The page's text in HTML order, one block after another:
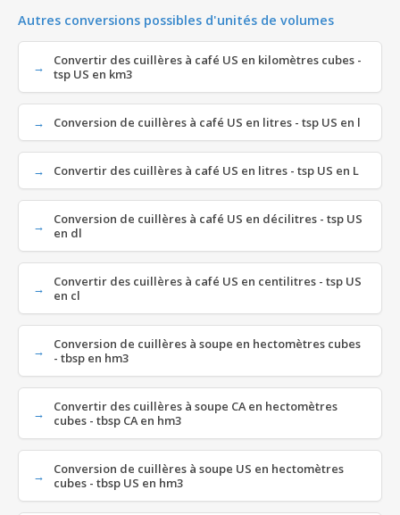
Autres conversions possibles d'unités de volumes
Convertir des cuillères à café US en kilomètres cubes -
tsp US en km3
Conversion de cuillères à café US en litres - tsp US en l
Convertir des cuillères à café US en litres - tsp US en L
Conversion de cuillères à café US en décilitres - tsp US
en dl
Convertir des cuillères à café US en centilitres - tsp US
en cl
Conversion de cuillères à soupe en hectomètres cubes
- tbsp en hm3
Convertir des cuillères à soupe CA en hectomètres
cubes - tbsp CA en hm3
Conversion de cuillères à soupe US en hectomètres
cubes - tbsp US en hm3